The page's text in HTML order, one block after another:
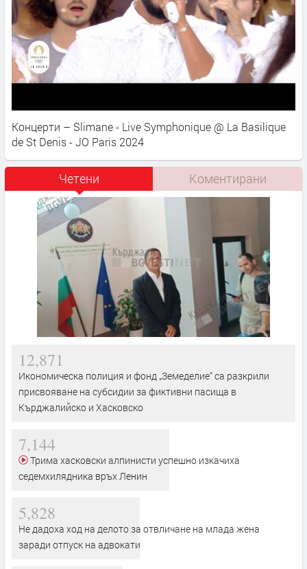
Концерти – Slimane - Live Symphonique @ La Basilique
de St Denis - JO Paris 2024
Четени Коментирани
12,871
Икономическа полиция и фонд „Земеделие“ са разкрили
присвояване на субсидии за фиктивни пасища в
Кърджалийско и Хасковско
7,144
седемхилядника връх Ленин
5,828
Не дадоха ход на делото за отвличане на млада жена
заради отпуск на адвокати